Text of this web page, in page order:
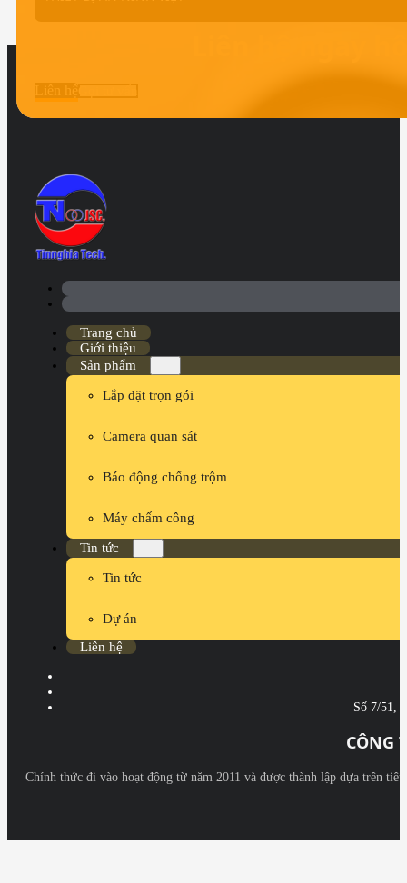
Trang chủ
Giới thiệu
Sản phẩm
Lắp đặt trọn gói
Camera quan sát
Báo động chống trộm
Máy chấm công
Tin tức
Tin tức
Dự án
Liên hệ
Số 7/51,
CÔNG
Chính thức đi vào hoạt động từ năm 2011 và được thành lập dựa trên